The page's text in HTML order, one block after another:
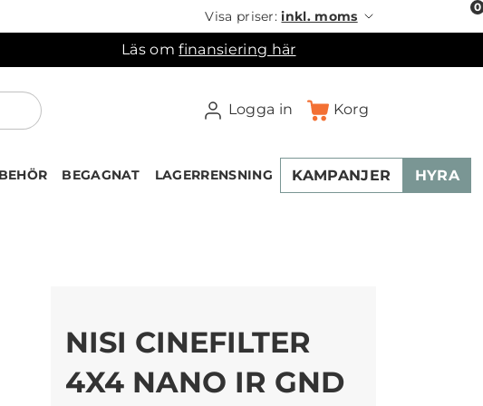
Visa priser:inkl. moms
Läs omfinansiering här
Logga in Korg
0
BEGAGNAT LAGERRENSNING KAMPANJER HYRA
NISI CINEFILTER
4X4 NANO IR GND